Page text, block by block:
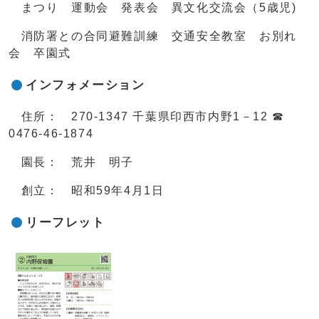
まつり 運動会 発表会 異文化交流会（5歳児)
消防署との合同避難訓練 交通安全教室 お別れ
会 卒園式
インフォメーション
住所： 270-1347 千葉県印西市内野1－12 ☎
0476-46-1874
園長： 荒井 明子
創立： 昭和59年4月1日
リーフレット